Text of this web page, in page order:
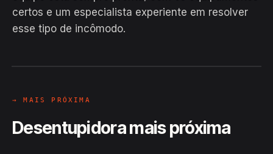
certos e um especialista experiente em resolver
esse tipo de incômodo.
EM CAMPO
Hiroshiro · Rodovia PB 148, São
→ MAIS PRÓXIMA
Desentupidora mais próxima